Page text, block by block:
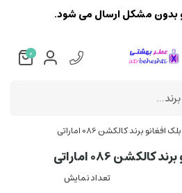
برند کالکشن 086 اماراتی
086 اماراتی
تعداد نمایش
بدون مشکل ارسال می شود.
0